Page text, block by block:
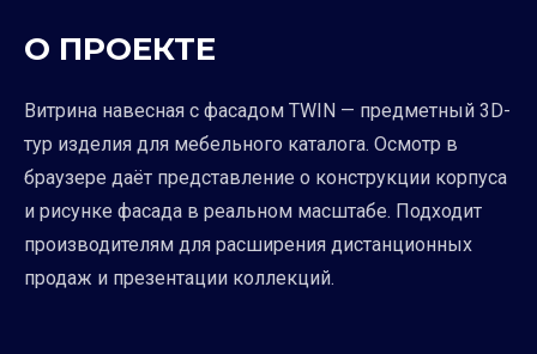
О ПРОЕКТЕ
Витрина навесная с фасадом TWIN — предметный 3D-
тур изделия для мебельного каталога. Осмотр в
браузере даёт представление о конструкции корпуса
и рисунке фасада в реальном масштабе. Подходит
производителям для расширения дистанционных
продаж и презентации коллекций.